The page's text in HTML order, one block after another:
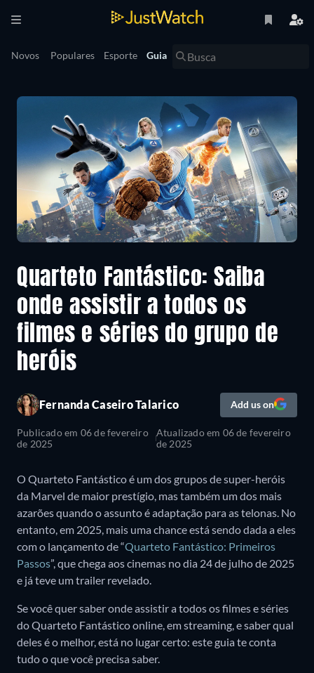
Novos Populares Esporte Guia
Quarteto Fantástico: Saiba
onde assistir a todos os
filmes e séries do grupo de
heróis
Fernanda Caseiro Talarico Add us on
Publicado em 06 de fevereiro
de 2025
Atualizado em 06 de fevereiro
de 2025
O Quarteto Fantástico é um dos grupos de super-heróis
da Marvel de maior prestígio, mas também um dos mais
azarões quando o assunto é adaptação para as telonas. No
entanto, em 2025, mais uma chance está sendo dada a eles
com o lançamento de “Quarteto Fantástico: Primeiros
Passos”, que chega aos cinemas no dia 24 de julho de 2025
e já teve um trailer revelado.
Se você quer saber onde assistir a todos os filmes e séries
do Quarteto Fantástico online, em streaming, e saber qual
deles é o melhor, está no lugar certo: este guia te conta
tudo o que você precisa saber.